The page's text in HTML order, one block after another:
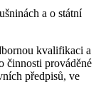
a o státní
kvalifikaci a
činnosti prováděné
předpisů, ve